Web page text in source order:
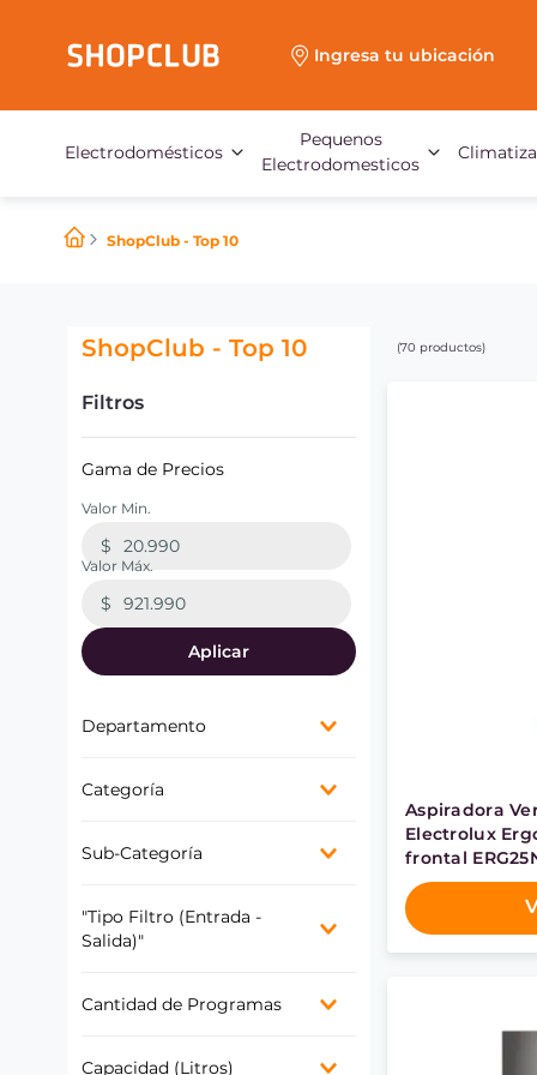
Ingresa tu ubicación
Electrodomésticos
Pequenos
Electrodomesticos
ShopClub - Top 10
ShopClub - Top 10
Filtros
Departamento
Climatización
Pequeños
Electrodomesticos
Lavado
Aspiradoras
Aire acondicionado
Categoría
Ventiladores
Estufas
Licuadoras
Aire Acondicionado
Lavadoras
Sub-Categoría
Aire Acondicionado 12000
BTUs
Aire Acondicionado 9000
"Tipo Filtro (Entrada -
Salida)"
Cantidad de Programas
Capacidad (Litros)
Gama de Precios
$
$
Aplicar
70 productos
Aspiradora
Electrolux
frontal